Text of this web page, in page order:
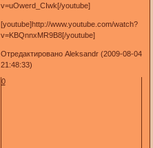
v=uOwerd_CIwk[/youtube]
[youtube]http://www.youtube.com/watch?
v=KBQnnxMR9B8[/youtube]
Отредактировано Aleksandr (2009-08-04
21:48:33)
0